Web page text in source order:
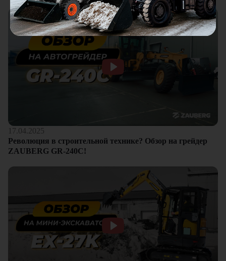
17.04.2025
Революция в строительной технике? Обзор на грейдер
ZAUBERG GR-240C!